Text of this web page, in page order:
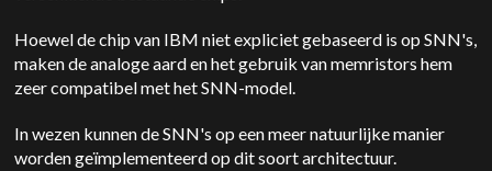
Hoewel de chip van IBM niet expliciet gebaseerd is op SNN's,
maken de analoge aard en het gebruik van memristors hem
zeer compatibel met het SNN-model.
In wezen kunnen de SNN's op een meer natuurlijke manier
worden geïmplementeerd op dit soort architectuur.